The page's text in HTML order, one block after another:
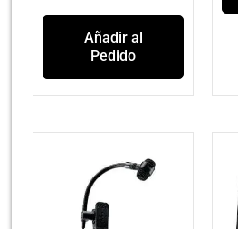
Añadir al
Pedido